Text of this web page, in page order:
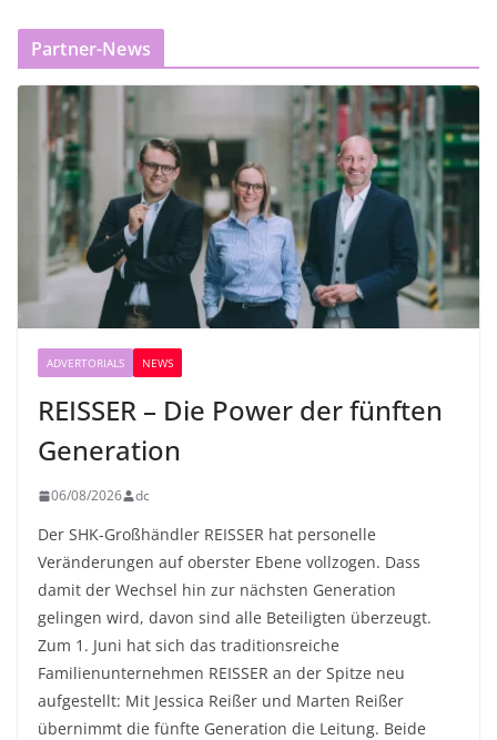
Partner-News
ADVERTORIALS NEWS
REISSER – Die Power der fünften
Generation
06/08/2026 dc
Der SHK-Großhändler REISSER hat personelle
Veränderungen auf oberster Ebene vollzogen. Dass
damit der Wechsel hin zur nächsten Generation
gelingen wird, davon sind alle Beteiligten überzeugt.
Zum 1. Juni hat sich das traditionsreiche
Familienunternehmen REISSER an der Spitze neu
aufgestellt: Mit Jessica Reißer und Marten Reißer
übernimmt die fünfte Generation die Leitung. Beide